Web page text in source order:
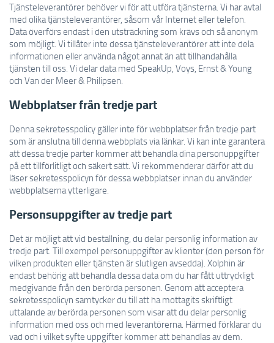
Tjänsteleverantörer behöver vi för att utföra tjänsterna. Vi har avtal
med olika tjänsteleverantörer, såsom vår Internet eller telefon.
Data överförs endast i den utsträckning som krävs och så anonym
som möjligt. Vi tillåter inte dessa tjänsteleverantörer att inte dela
informationen eller använda något annat än att tillhandahålla
tjänsten till oss. Vi delar data med SpeakUp, Voys, Ernst & Young
och Van der Meer & Philipsen.
Webbplatser från tredje part
Denna sekretesspolicy gäller inte för webbplatser från tredje part
som är anslutna till denna webbplats via länkar. Vi kan inte garantera
att dessa tredje parter kommer att behandla dina personuppgifter
på ett tillförlitligt och säkert sätt. Vi rekommenderar därför att du
läser sekretesspolicyn för dessa webbplatser innan du använder
webbplatserna ytterligare.
Personsuppgifter av tredje part
Det är möjligt att vid beställning, du delar personlig information av
tredje part. Till exempel personuppgifter av klienter (den person för
vilken produkten eller tjänsten är slutligen avsedda). Xolphin är
endast behörig att behandla dessa data om du har fått uttryckligt
medgivande från den berörda personen. Genom att acceptera
sekretesspolicyn samtycker du till att ha mottagits skriftligt
uttalande av berörda personen som visar att du delar personlig
information med oss och med leverantörerna. Härmed förklarar du
vad och i vilket syfte uppgifter kommer att behandlas av dem.